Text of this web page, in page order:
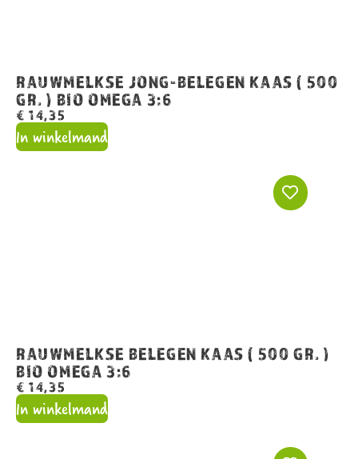
RAUWMELKSE JONG-BELEGEN KAAS ( 500
GR. ) BIO OMEGA 3:6
€ 14,35
In winkelmand
RAUWMELKSE BELEGEN KAAS ( 500 GR. )
BIO OMEGA 3:6
€ 14,35
In winkelmand